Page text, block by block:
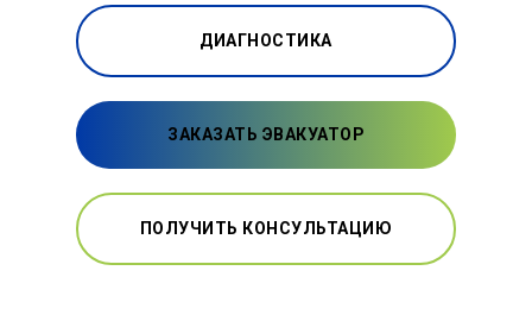
ДИАГНОСТИКА
ЗАКАЗАТЬ ЭВАКУАТОР
ПОЛУЧИТЬ КОНСУЛЬТАЦИЮ